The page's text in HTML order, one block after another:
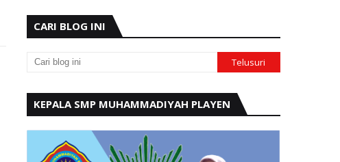
CARI BLOG INI
KEPALA SMP MUHAMMADIYAH PLAYEN